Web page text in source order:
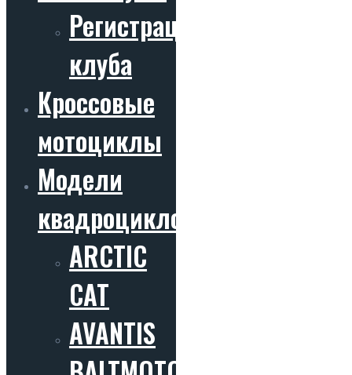
Регистрация
клуба
Кроссовые
мотоциклы
Модели
квадроциклов
ARCTIC
CAT
AVANTIS